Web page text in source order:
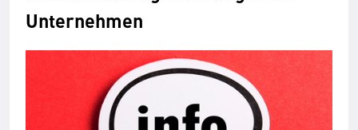
Unternehmen